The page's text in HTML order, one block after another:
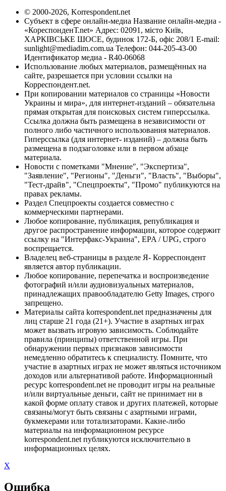
© 2000-2026, Korrespondent.net
Субъект в сфере онлайн-медиа Название онлайн-медиа -
«КореспонденТ.net» Адрес: 02091, місто Київ,
ХАРКІВСЬКЕ ШОСЕ, будинок 172-Б, офіс 208/1 E-mail:
sunlight@mediadim.com.ua Телефон: 044-205-43-00
Идентификатор медиа - R40-06068
Использование любых материалов, размещённых на
сайте, разрешается при условии ссылки на
Корреспондент.net.
При копировании материалов со страницы «Новости
Украины и мира», для интернет-изданий – обязательна
прямая открытая для поисковых систем гиперссылка.
Ссылка должна быть размещена в независимости от
полного либо частичного использования материалов.
Гиперссылка (для интернет- изданий) – должна быть
размещена в подзаголовке или в первом абзаце
материала.
Новости с пометками "Мнение", "Экспертиза",
"Заявление", "Регионы", "Деньги", "Власть", "Выборы",
"Тест-драйв", "Спецпроекты", "Промо" публикуются на
правах рекламы.
Раздел Спецпроекты создается совместно с
коммерческими партнерами.
Любое копирование, публикация, републикация и
другое распространение информации, которое содержит
ссылку на "Интерфакс-Украина", EPA / UPG, строго
воспрещается.
Владелец веб-страницы в разделе Я- Корреспондент
является автор публикации.
Любое копирование, перепечатка и воспроизведение
фотографий и/или аудиовизуальных материалов,
принадлежащих правообладателю Getty Images, строго
запрещено.
Материалы сайта korrespondent.net предназначены для
лиц старше 21 года (21+). Участие в азартных играх
может вызвать игровую зависимость. Соблюдайте
правила (принципы) ответственной игры. При
обнаружении первых признаков зависимости
немедленно обратитесь к специалисту. Помните, что
участие в азартных играх не может являться источником
доходов или альтернативой работе. Информационный
ресурс korrespondent.net не проводит игры на реальные
и/или виртуальные деньги, сайт не принимает ни в
какой форме оплату ставок и других платежей, которые
связаны/могут быть связаны с азартными играми,
букмекерами или тотализаторами. Какие-либо
материалы на информационном ресурсе
korrespondent.net публикуются исключительно в
информационных целях.
X
Ошибка